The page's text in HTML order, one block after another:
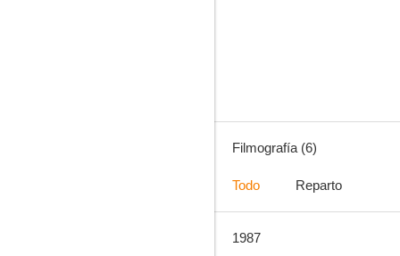
Filmografía (6)
Todo Reparto
1987